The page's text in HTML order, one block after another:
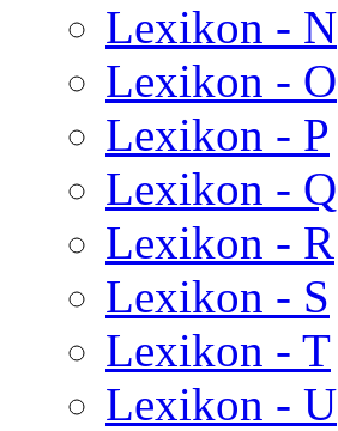
Lexikon - N
Lexikon - O
Lexikon - P
Lexikon - Q
Lexikon - R
Lexikon - S
Lexikon - T
Lexikon - U